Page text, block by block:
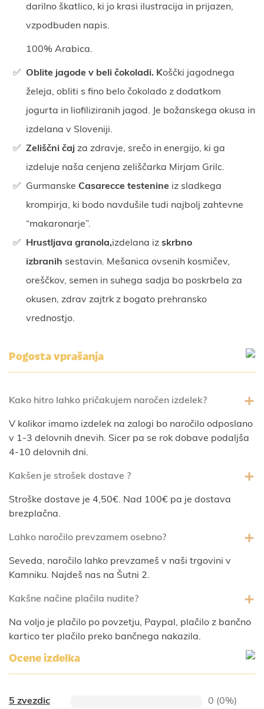
darilno škatlico, ki jo krasi ilustracija in prijazen,
vzpodbuden napis.
100% Arabica.
Oblite jagode v beli čokoladi. Koščki jagodnega
želeja, obliti s fino belo čokolado z dodatkom
jogurta in liofiliziranih jagod. Je božanskega okusa in
izdelana v Sloveniji.
Zeliščni čajza zdravje, srečo in energijo, ki ga
izdeluje naša cenjena zeliščarka Mirjam Grilc.
Gurmanske Casarecce testenine iz sladkega
krompirja, ki bodo navdušile tudi najbolj zahtevne
“makaronarje”.
Hrustljava granola,izdelana izskrbno
izbranih sestavin. Mešanica ovsenih kosmičev,
oreščkov, semen in suhega sadja bo poskrbela za
okusen, zdrav zajtrk z bogato prehransko
vrednostjo.
Pogosta vprašanja
Kako hitro lahko pričakujem naročen izdelek?
V kolikor imamo izdelek na zalogi bo naročilo odposlano
v 1-3 delovnih dnevih. Sicer pa se rok dobave podaljša
4-10 delovnih dni.
Kakšen je strošek dostave ?
Stroške dostave je 4,50€. Nad 100€ pa je dostava
brezplačna.
Lahko naročilo prevzamem osebno?
Seveda, naročilo lahko prevzameš v naši trgovini v
Kamniku. Najdeš nas na Šutni 2.
Kakšne načine plačila nudite?
Na voljo je plačilo po povzetju, Paypal, plačilo z bančno
kartico ter plačilo preko bančnega nakazila.
Ocene izdelka
5 zvezdic
0 (0%)